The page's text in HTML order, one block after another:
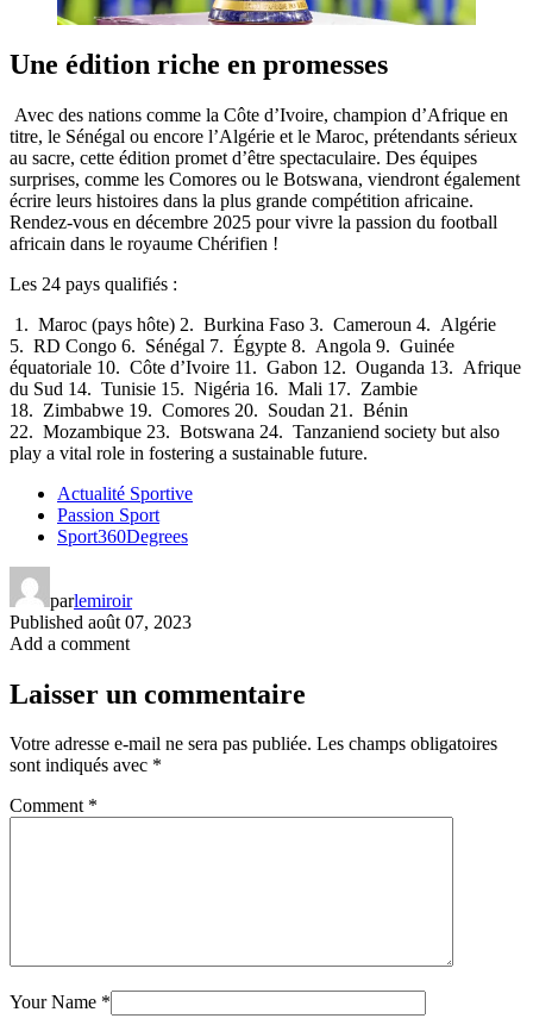
Une édition riche en promesses
Avec des nations comme la Côte d’Ivoire, champion d’Afrique en
titre, le Sénégal ou encore l’Algérie et le Maroc, prétendants sérieux
au sacre, cette édition promet d’être spectaculaire. Des équipes
surprises, comme les Comores ou le Botswana, viendront également
écrire leurs histoires dans la plus grande compétition africaine.
Rendez-vous en décembre 2025 pour vivre la passion du football
africain dans le royaume Chérifien !
Les 24 pays qualifiés :
1. Maroc (pays hôte) 2. Burkina Faso 3. Cameroun 4. Algérie
5. RD Congo 6. Sénégal 7. Égypte 8. Angola 9. Guinée
équatoriale 10. Côte d’Ivoire 11. Gabon 12. Ouganda 13. Afrique
du Sud 14. Tunisie 15. Nigéria 16. Mali 17. Zambie
18. Zimbabwe 19. Comores 20. Soudan 21. Bénin
22. Mozambique 23. Botswana 24. Tanzaniend society but also
play a vital role in fostering a sustainable future.
Actualité Sportive
Passion Sport
Sport360Degrees
parlemiroir
Published août 07, 2023
Add a comment
Laisser un commentaire
Votre adresse e-mail ne sera pas publiée. Les champs obligatoires
sont indiqués avec *
Comment *
Your Name *